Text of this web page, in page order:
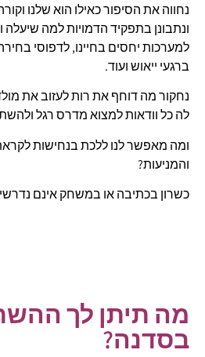
נחווה את הסיפור כאילו הוא שלנו
ונתבונן בתפקיד הדמויות למה שיעלה ו
למערכות יחסים בחיינו, לדפוסי
ברגעי ייאוש ועוד.
נחקור מה דוחף את רות לעזוב את
לה כל וודאות למצוא מדרס רגל
ומה מאפשר לנו ללכת בנחישות
והמניעות?
כשרון בכתיבה או במשחק אינם
מה תיתן לך
בסדנה?